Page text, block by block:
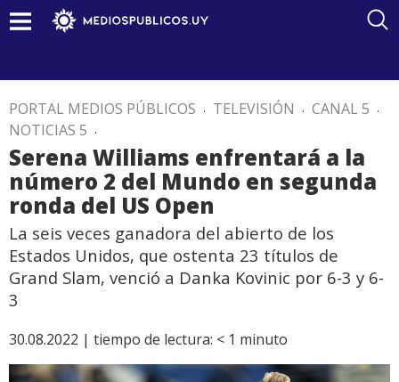
PORTAL MEDIOS PÚBLICOS . TELEVISIÓN . CANAL 5 .
NOTICIAS 5 .
Serena Williams enfrentará a la
número 2 del Mundo en segunda
ronda del US Open
La seis veces ganadora del abierto de los
Estados Unidos, que ostenta 23 títulos de
Grand Slam, venció a Danka Kovinic por 6-3 y 6-
3
30.08.2022 | tiempo de lectura: < 1 minuto